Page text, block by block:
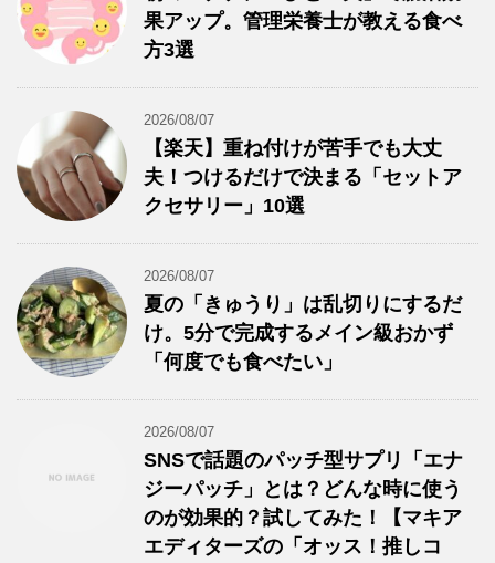
果アップ。管理栄養士が教える食べ
方3選
2026/08/07
【楽天】重ね付けが苦手でも大丈
夫！つけるだけで決まる「セットア
クセサリー」10選
2026/08/07
夏の「きゅうり」は乱切りにするだ
け。5分で完成するメイン級おかず
「何度でも食べたい」
2026/08/07
SNSで話題のパッチ型サプリ「エナ
ジーパッチ」とは？どんな時に使う
のが効果的？試してみた！【マキア
エディターズの「オッス！推しコ